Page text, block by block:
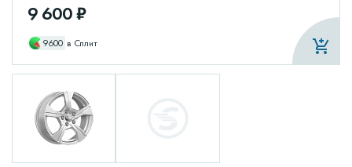
9 600 ₽
9600 в Сплит